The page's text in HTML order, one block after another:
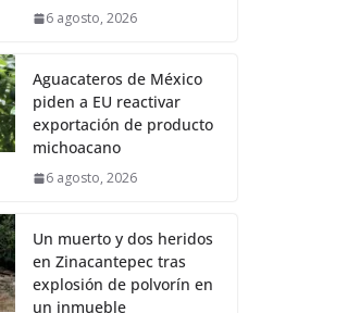
6 agosto, 2026
Aguacateros de México
piden a EU reactivar
exportación de producto
michoacano
6 agosto, 2026
Un muerto y dos heridos
en Zinacantepec tras
explosión de polvorín en
un inmueble